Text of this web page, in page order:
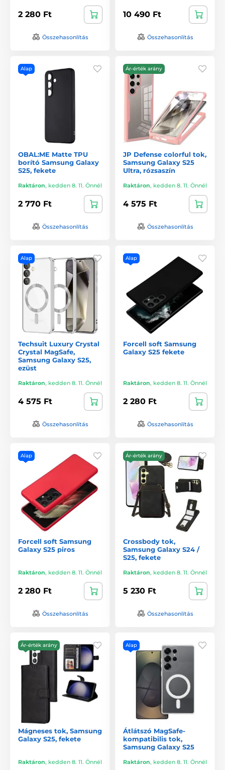
2 280 Ft
Összehasonlítás
10 490 Ft
Összehasonlítás
Alap
OBAL:ME Matte TPU
borító Samsung Galaxy
S25, fekete
Raktáron, kedden 8. 11. Önnél
2 770 Ft
Összehasonlítás
Ár-érték arány
JP Defense colorful tok,
Samsung Galaxy S25
Ultra, rózsaszín
Raktáron, kedden 8. 11. Önnél
4 575 Ft
Összehasonlítás
Alap
Techsuit Luxury Crystal
Crystal MagSafe,
Samsung Galaxy S25,
ezüst
Raktáron, kedden 8. 11. Önnél
4 575 Ft
Összehasonlítás
Alap
Forcell soft Samsung
Galaxy S25 fekete
Raktáron, kedden 8. 11. Önnél
2 280 Ft
Összehasonlítás
Alap
Forcell soft Samsung
Galaxy S25 piros
Raktáron, kedden 8. 11. Önnél
2 280 Ft
Összehasonlítás
Ár-érték arány
Crossbody tok,
Samsung Galaxy S24 /
S25, fekete
Raktáron, kedden 8. 11. Önnél
5 230 Ft
Összehasonlítás
Ár-érték arány
Mágneses tok, Samsung
Galaxy S25, fekete
Raktáron, kedden 8. 11. Önnél
Alap
Átlátszó MagSafe-
kompatibilis tok,
Samsung Galaxy S25
Raktáron, kedden 8. 11. Önnél